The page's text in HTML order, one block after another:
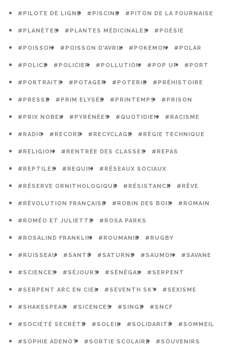
#PILOTE DE LIGNE #PISCINE #PITON DE LA FOURNAISE
#PLANÈTES #PLANTES MÉDICINALES #POÉSIE
#POISSON #POISSON D'AVRIL #POKEMON #POLAR
#POLICE #POLICIER #POLLUTION #POP UP #PORT
#PORTRAITS #POTAGER #POTERIE #PRÉHISTOIRE
#PRESSE #PRIM ELYSÉE #PRINTEMPS #PRISON
#PRIX NOBEL #PYRÉNÉES #QUOTIDIEN #RACISME
#RADIO #RECORD #RECYCLAGE #RÉGIE TECHNIQUE
#RELIGION #RENTRÉE DES CLASSES #REPAS
#REPTILES #REQUIN #RÉSEAUX SOCIAUX
#RÉSERVE ORNITHOLOGIQUE #RÉSISTANCE #RÊVE
#RÉVOLUTION FRANÇAISE #ROBIN DES BOIS #ROMAIN
#ROMÉO ET JULIETTE #ROSA PARKS
#ROSALIND FRANKLIN #ROUMANIE #RUGBY
#RUISSEAU #SANTÉ #SATURNE #SAUMON #SAVANE
#SCIENCES #SÉJOURS #SÉNÉGAL #SERPENT
#SERPENT ARC EN CIEL #SEVENTH SKY #SEXISME
#SHAKESPEAR #SICENCES #SINGE #SNCF
#SOCIÉTÉ SECRÈTE #SOLEIL #SOLIDARITÉ #SOMMEIL
#SOPHIE ADENOT #SORTIE SCOLAIRE #SOUVENIRS